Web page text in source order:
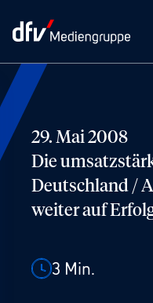
29. Mai 2008
Die
Deutschland /
weiter auf
3 Min.